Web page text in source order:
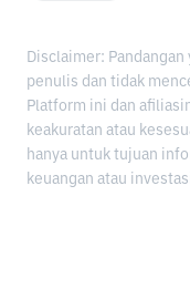
Disclaimer:
penulis dan tidak
Platform ini dan
keakuratan atau
hanya untuk tujuan
keuangan atau